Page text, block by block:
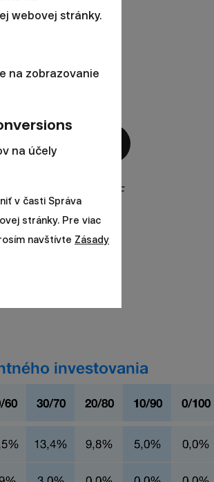
do ETF
riešení?
historický vývoj
a vybrať
webovej stránky.
na zobrazovanie
na účely
v časti Správa
stránky. Pre viac
navštívte Zásady